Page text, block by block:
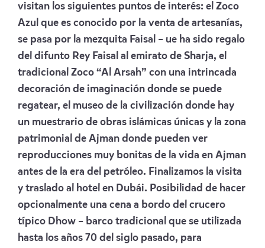
visitan los siguientes puntos de interés: el Zoco
Azul que es conocido por la venta de artesanías,
se pasa por la mezquita Faisal – ue ha sido regalo
del difunto Rey Faisal al emirato de Sharja, el
tradicional Zoco “Al Arsah” con una intrincada
decoración de imaginación donde se puede
regatear, el museo de la civilización donde hay
un muestrario de obras islámicas únicas y la zona
patrimonial de Ajman donde pueden ver
reproducciones muy bonitas de la vida en Ajman
antes de la era del petróleo. Finalizamos la visita
y traslado al hotel en Dubái. Posibilidad de hacer
opcionalmente una cena a bordo del crucero
típico Dhow – barco tradicional que se utilizada
hasta los años 70 del siglo pasado, para